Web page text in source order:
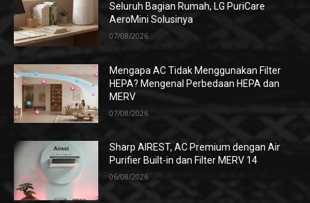
Seluruh Bagian Rumah, LG PuriCare
AeroMini Solusinya
07/08/2026
Mengapa AC Tidak Menggunakan Filter
HEPA? Mengenal Perbedaan HEPA dan
MERV
07/08/2026
Sharp AIREST, AC Premium dengan Air
Purifier Built-in dan Filter MERV 14
06/08/2026